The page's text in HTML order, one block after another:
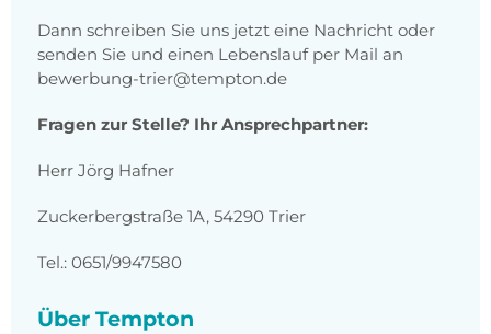
Dann schreiben Sie uns jetzt eine Nachricht oder
senden Sie und einen Lebenslauf per Mail an
bewerbung-trier@tempton.de
Fragen zur Stelle? Ihr Ansprechpartner:
Herr Jörg Hafner
Zuckerbergstraße 1A, 54290 Trier
Tel.: 0651/9947580
Über Tempton